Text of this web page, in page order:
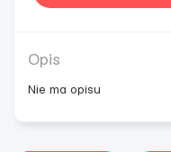
Opis
Nie ma opisu